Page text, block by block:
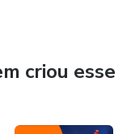
criou esse